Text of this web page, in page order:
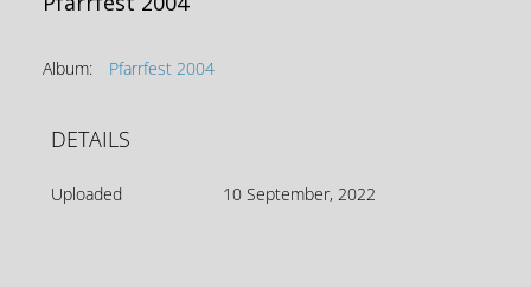
Album: Pfarrfest 2004
DETAILS
Uploaded 10 September, 2022